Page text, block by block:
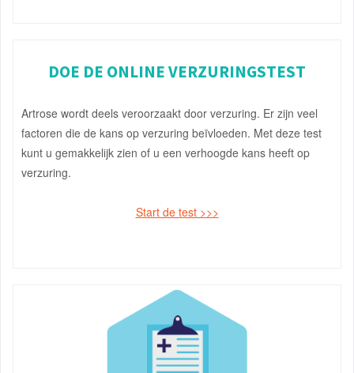
DOE DE ONLINE VERZURINGSTEST
Artrose wordt deels veroorzaakt door verzuring. Er zijn veel
factoren die de kans op verzuring beïvloeden. Met deze test
kunt u gemakkelijk zien of u een verhoogde kans heeft op
verzuring.
Start de test >>>